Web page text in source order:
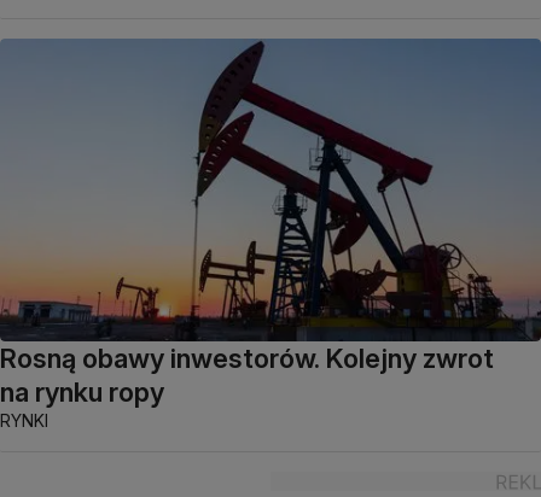
Rosną obawy inwestorów. Kolejny zwrot
na rynku ropy
RYNKI